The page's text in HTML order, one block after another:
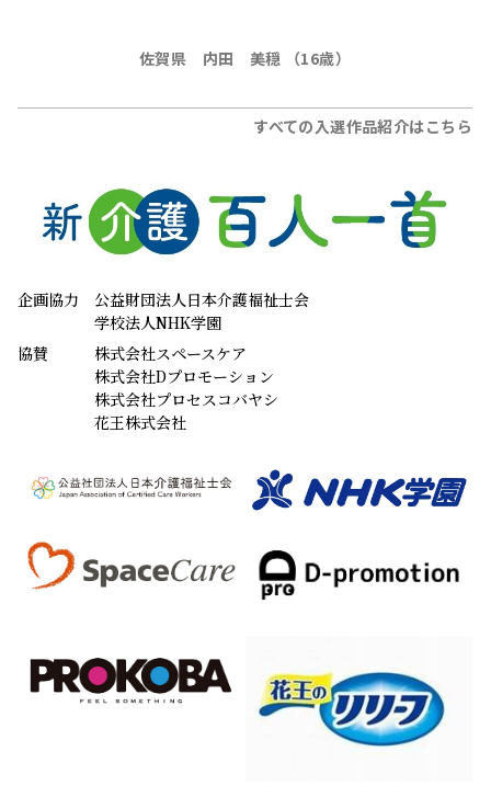
佐賀県 内田 美穏 （16歳）
すべての入選作品紹介はこちら
企画協力
公益財団法人日本介護福祉士会
学校法人NHK学園
協賛
株式会社スペースケア
株式会社Dプロモーション
株式会社プロセスコバヤシ
花王株式会社